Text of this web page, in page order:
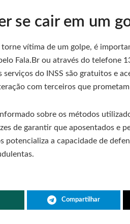
se cair em um
torne vítima de um golpe, é
Fala.Br ou através do telefone
serviços do INSS são gratuitos e
com terceiros que
sobre os métodos
de garantir que aposentados e
potencializa a capacidade de
Compartilhar